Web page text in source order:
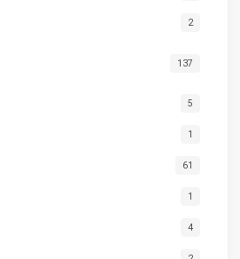
2
137
5
1
61
1
4